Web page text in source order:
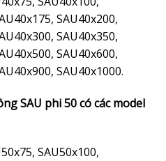
SAU40x200,
SAU40x350,
SAU40x600,
SAU40x1000.
SAU phi 50 có các model
SAU50x100,